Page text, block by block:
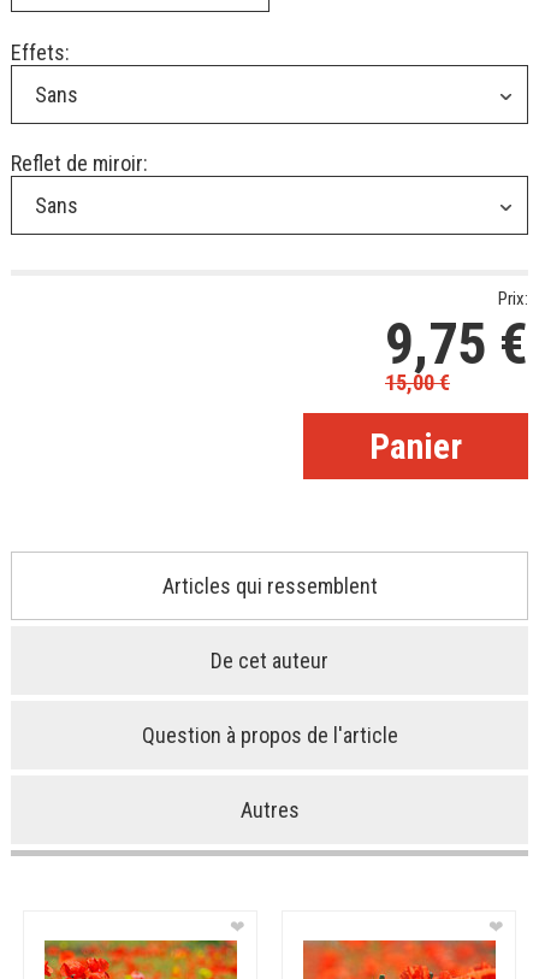
Effets:
Sans
Reflet de miroir:
Sans
Prix:
9,75 €
15,00€
Articles qui ressemblent
De cet auteur
Question à propos de l'article
Autres
❤ ❤